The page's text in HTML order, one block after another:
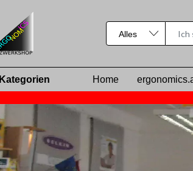
Kategorien Home